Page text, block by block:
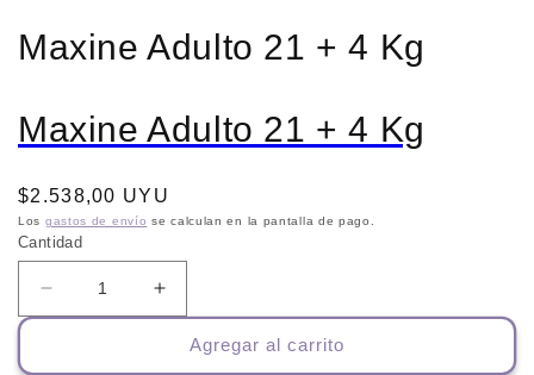
ventana
modal
Maxine Adulto 21 + 4 Kg
Maxine Adulto 21 + 4 Kg
Precio
habitual
$2.538,00 UYU
Los gastos de envío se calculan en la pantalla de pago.
Cantidad
Reducir
cantidad
Aumentar
cantidad
paraAgregar al carrito